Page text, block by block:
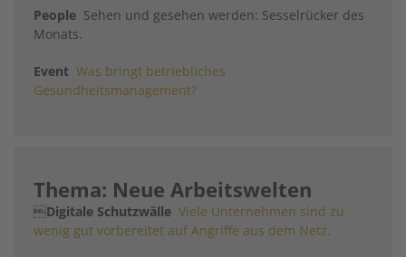
People Sehen und gesehen werden: Sesselrücker des
Monats.
Event Was bringt betriebliches
Gesundheitsmanagement?
Thema: Neue Arbeitswelten
Digitale Schutzwälle Viele Unternehmen sind zu
wenig gut vorbereitet auf Angriffe aus dem Netz.